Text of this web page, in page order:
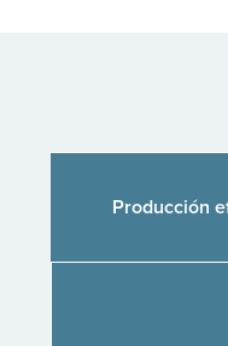
Producción